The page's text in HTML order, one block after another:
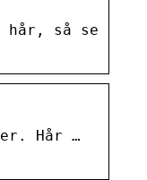
hår, så se
Hår …